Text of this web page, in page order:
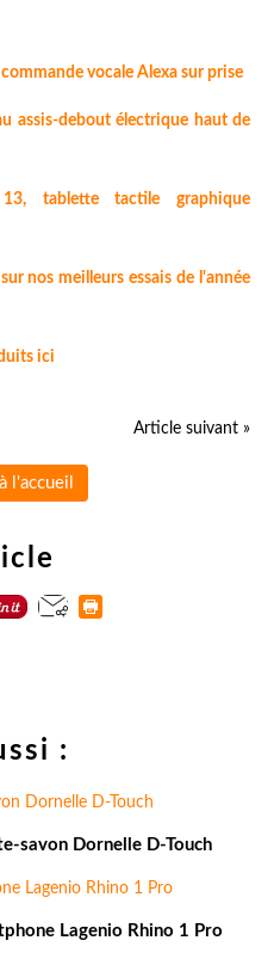
commande vocale Alexa sur prise
assis-debout électrique haut de
tablette tactile graphique
nos meilleurs essais de l'année
ici
Article suivant »
l'accueil
:
savon Dornelle D-Touch
Lagenio Rhino 1 Pro